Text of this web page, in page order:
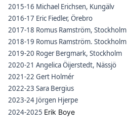
2015-16 Michael Erichsen, Kungälv
2016-17 Eric Fiedler, Örebro
2017-18 Romus Ramström, Stockholm
2018-19 Romus Ramström. Stockholm
2019-20 Roger Bergmark, Stockholm
2020-21 Angelica Öijerstedt, Nässjö
2021-22 Gert Holmér
2022-23 Sara Bergius
2023-24 Jörgen Hjerpe
2024-2025 Erik Boye